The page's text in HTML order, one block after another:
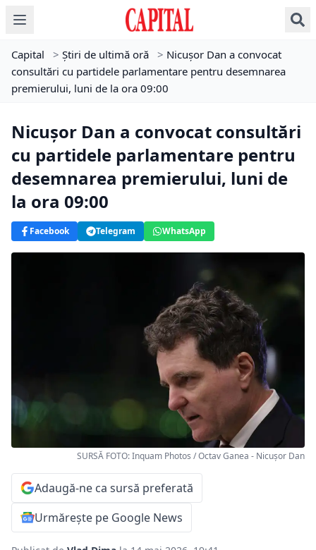
Capital > Știri de ultimă oră > Nicușor Dan a convocat
consultări cu partidele parlamentare pentru desemnarea
premierului, luni de la ora 09:00
Nicușor Dan a convocat consultări
cu partidele parlamentare pentru
desemnarea premierului, luni de
la ora 09:00
Facebook Telegram WhatsApp
SURSĂ FOTO: Inquam Photos / Octav Ganea - Nicuşor Dan
Adaugă-ne ca sursă preferată
Urmărește pe Google News